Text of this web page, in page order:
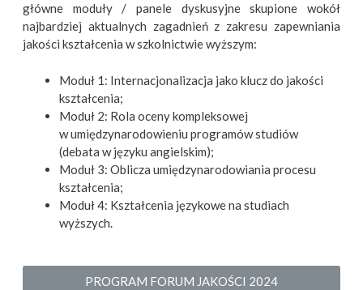
główne moduły / panele dyskusyjne skupione wokół
najbardziej aktualnych zagadnień z zakresu zapewniania
jakości kształcenia w szkolnictwie wyższym:
Moduł 1: Internacjonalizacja jako klucz do jakości
kształcenia;
Moduł 2: Rola oceny kompleksowej
w umiędzynarodowieniu programów studiów
(debata w języku angielskim);
Moduł 3: Oblicza umiędzynarodowiania procesu
kształcenia;
Moduł 4: Kształcenia językowe na studiach
wyższych.
PROGRAM FORUM JAKOŚCI 2024